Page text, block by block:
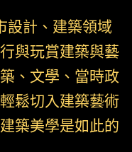
設計、建築領域
與玩賞建築與藝
、文學、當時政
鬆切入建築藝術
築美學是如此的